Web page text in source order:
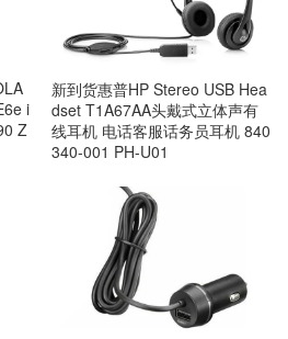
i
Z
新到货惠普HP Stereo USB Hea
dset T1A67AA头戴式立体声有
线耳机 电话客服话务员耳机 840
340-001 PH-U01